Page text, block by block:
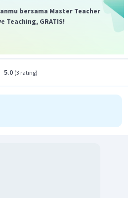
bersama Master Teacher
Teaching, GRATIS!
5.0 (3 rating)